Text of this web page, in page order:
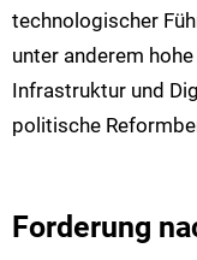
technologischer
unter anderem
Infrastruktur und
politische
Forderung